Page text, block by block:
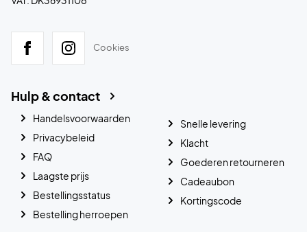
Cookies
Hulp & contact
Handelsvoorwaarden
Privacybeleid
FAQ
Laagste prijs
Bestellingsstatus
Bestelling herroepen
Snelle levering
Klacht
Goederen retourneren
Cadeaubon
Kortingscode